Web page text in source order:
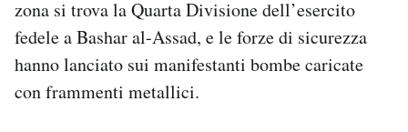
zona si trova la Quarta Divisione dell’esercito
fedele a Bashar al-Assad, e le forze di sicurezza
hanno lanciato sui manifestanti bombe caricate
con frammenti metallici.